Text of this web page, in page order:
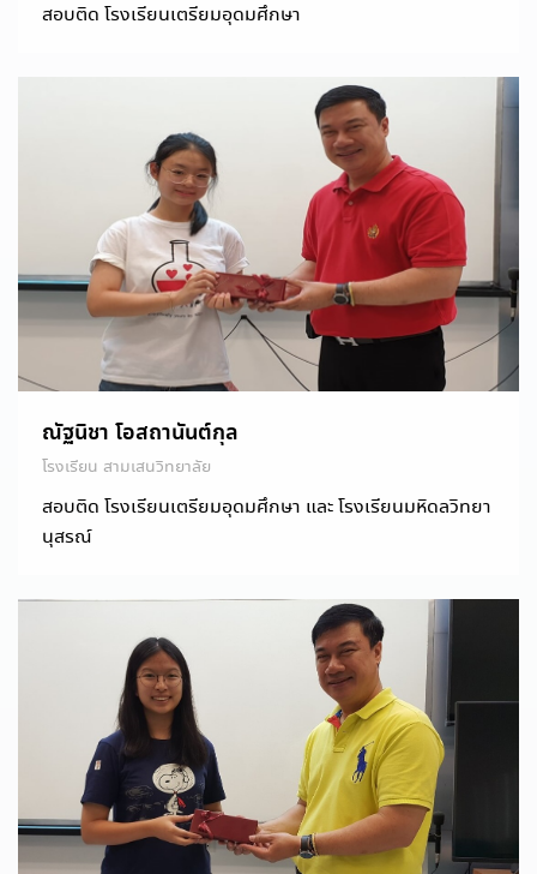
สอบติด โรงเรียนเตรียมอุดมศึกษา
ณัฐนิชา โอสถานันต์กุล
โรงเรียน สามเสนวิทยาลัย
สอบติด โรงเรียนเตรียมอุดมศึกษา และ โรงเรียนมหิดลวิทยา
นุสรณ์